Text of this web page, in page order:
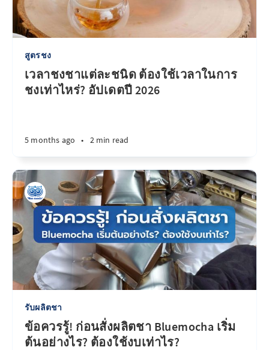
สูตรชง
เวลาชงชาแต่ละชนิด ต้องใช้เวลาในการ
ชงเท่าไหร่? อัปเดตปี 2026
5 months ago • 2 min read
รับผลิตชา
ข้อควรรู้! ก่อนสั่งผลิตชา Bluemocha เริ่ม
ต้นอย่างไร? ต้องใช้งบเท่าไร?